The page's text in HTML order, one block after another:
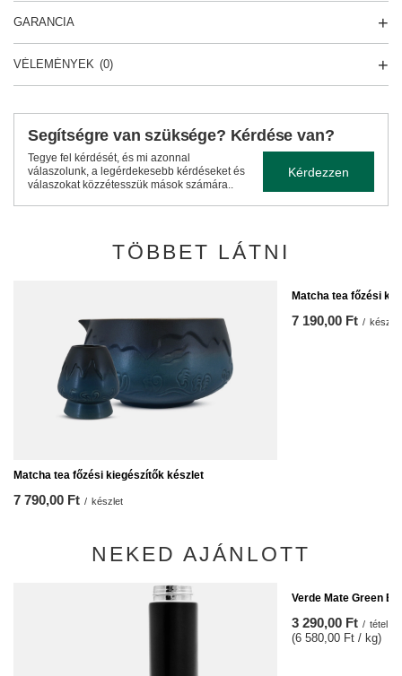
GARANCIA
VÉLEMÉNYEK (0)
Segítségre van szüksége? Kérdése van?
Tegye fel kérdését, és mi azonnal
válaszolunk, a legérdekesebb kérdéseket és
válaszokat közzétesszük mások számára..
Kérdezzen
TÖBBET LÁTNI
Matcha tea főzési kiegészítők készlet
7 790,00 Ft / készlet
Matcha tea főzési
7 190,00 Ft / készlet
NEKED AJÁNLOTT
Verde Mate Green
3 290,00 Ft / tétel
(6 580,00 Ft / kg)